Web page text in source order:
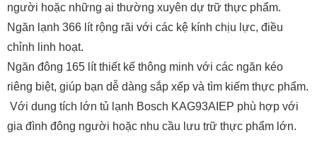
người hoặc những ai thường xuyên dự trữ thực phẩm.
Ngăn lạnh 366 lít rộng rãi với các kệ kính chịu lực, điều
chỉnh linh hoạt.
Ngăn đông 165 lít thiết kế thông minh với các ngăn kéo
riêng biệt, giúp bạn dễ dàng sắp xếp và tìm kiếm thực phẩm.
Với dung tích lớn tủ lạnh Bosch KAG93AIEP phù hợp với
gia đình đông người hoặc nhu cầu lưu trữ thực phẩm lớn.